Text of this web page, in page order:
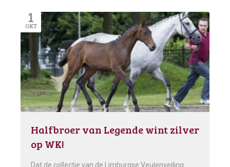
1
OKT
Halfbroer van Legende wint zilver
op WK!
Dat de collectie van de Limburgse Veulenveiling